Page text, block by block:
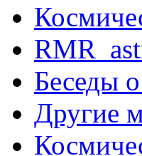
Беседы
Другие